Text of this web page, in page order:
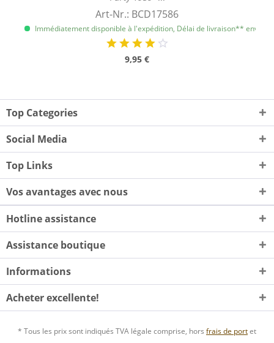
Art-Nr.: BCD17586
Immédiatement disponible à l'expédition, Délai de livraison** env. 1
9,95 €
Top Categories
Social Media
Top Links
Vos avantages avec nous
Hotline assistance
Assistance boutique
Informations
Acheter excellente!
* Tous les prix sont indiqués TVA légale comprise, hors frais de portet